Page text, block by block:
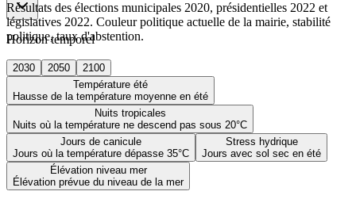
Horizon temporel
2030 2050
2100
Température été
Hausse de la température moyenne en été
Nuits tropicales
Nuits où la température ne descend pas sous 20°C
Jours de canicule
Jours où la température dépasse 35°C
Stress hydrique
Jours avec sol sec en été
Élévation niveau mer
Élévation prévue du niveau de la mer
Résultats des élections municipales 2020, présidentielles 2022 et
législatives 2022. Couleur politique actuelle de la mairie, stabilité
politique, taux d'abstention.